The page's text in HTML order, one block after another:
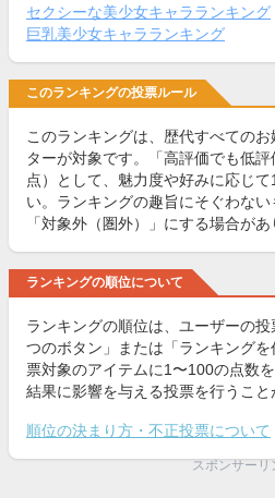
セクシーな美少女キャラランキング
巨乳美少女キャラランキング
このランキングの投票ルール
このランキングは、歴代すべての
ターが対象です。「高評価でも低
点）として、魅力度や好みに応じ
い。ランキングの趣旨にそぐわな
「対象外（圏外）」にする場合があ
ランキングの順位について
ランキングの順位は、ユーザーの
つのボタン」または「ランキング
票対象のアイテムに1〜100の点数
結果に影響を与える投票を行うこと
順位の決まり方・不正投票について
スポンサーリ